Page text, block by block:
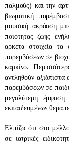
παλμούς) και την
βιωματική
μουσική ακρόαση
ποιότητας ζωής
αρκετά στοιχεία
παρεμβάσεων σε
καρκίνο.
αντληθούν
παρεμβάσεων σε
μεγαλύτερη έμφαση
εκπαιδευμένων
Ελπίζω ότι στο
σε ιατρικές